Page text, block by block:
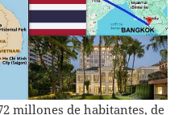
millones de habitantes, de